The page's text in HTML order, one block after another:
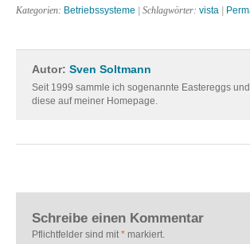
Kategorien: Betriebssysteme | Schlagwörter: vista
Autor: Sven Soltmann
Seit 1999 sammle ich sogenannte Eastereggs
diese auf meiner Homepage.
Schreibe einen Kommentar
Pflichtfelder sind mit * markiert.